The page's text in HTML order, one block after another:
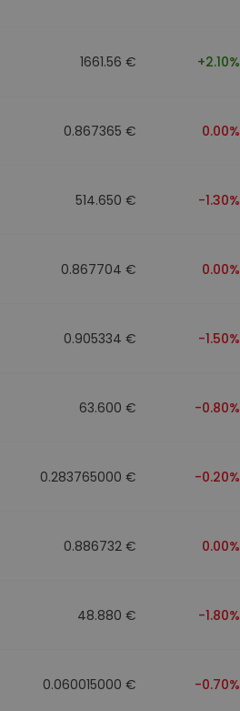
1661.56 € +2.10%
0.867365 € 0.00%
514.650 € -1.30%
0.867704 € 0.00%
0.905334 € -1.50%
63.600 € -0.80%
0.283765000 € -0.20%
0.886732 € 0.00%
48.880 € -1.80%
0.060015000 € -0.70%